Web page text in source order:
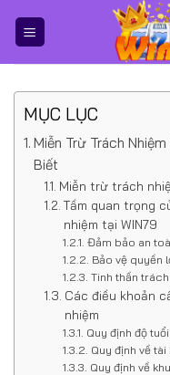
qua
MỤC LỤC
Miễn Trừ Trách
Biết
Miễn trừ trách
Tầm quan trọng
nhiệm tại WIN79
Đảm bảo an
Bảo vệ quyền
Tinh thần
Các điều khoản
nhiệm
Quy định độ tuổi
Quy định về tài
Quy định về